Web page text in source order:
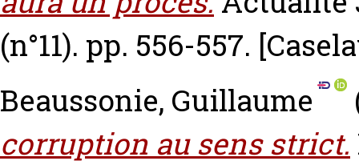
(n°11). pp. 556-557.
Beaussonie, Guillaume
corruption au sens strict.